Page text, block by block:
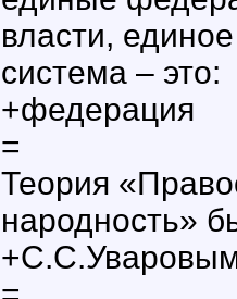
власти,
система – это:
+федерация
=
Теория
народность»